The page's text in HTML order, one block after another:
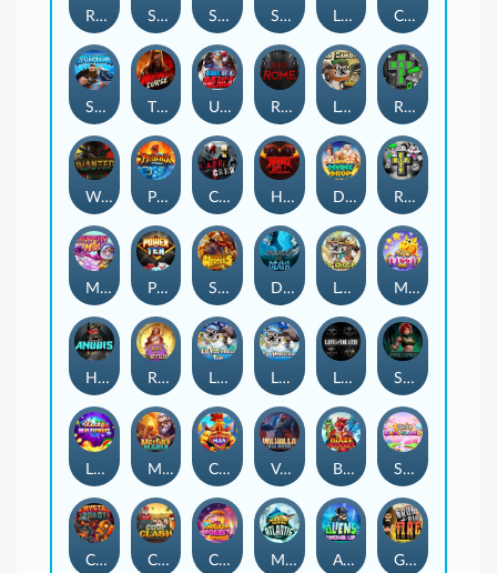
RAINBOW PRINCESS STEAMRUNNERS SUN PRINCESS SPEAR OF ATHENA LE SANTA CHAOS CREW 3
STORMBORN THE WILDWOOD CURSE Ultimate Slot of America Reign of Rome Le Bandit Rad Maxx
Wanted Dead or a Wild Phoenix Cash Crew Hounds Of Hell Divine Drop RIP City
Munchy Milo Power of 10 Strength Of Hercules Dynasty of Death Le Digger Magic Piggy OG
Hand of Anubis Rise of Fortuna LE FOOTBALL FAN LE HOOLIGAN Life and Death Shadow Treasure
Lucky Multifruit Merlin's Mania Chicken Man Valhalla: Wild Winter Blaze Buddies Sticky Candyland
Crystal Robot Coop Clash Chocolate Rocket Marlin Masters Atlantis Aliens Among Us Grug Make Fire